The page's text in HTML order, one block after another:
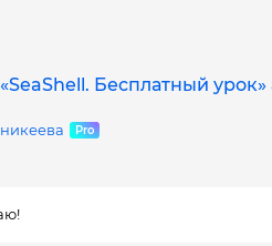
Бесплатный